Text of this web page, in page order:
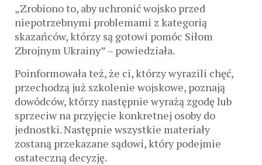
„Zrobiono to, aby uchronić wojsko przed
niepotrzebnymi problemami z kategorią
skazańców, którzy są gotowi pomóc Siłom
Zbrojnym Ukrainy” – powiedziała.
Poinformowała też, że ci, którzy wyrazili chęć,
przechodzą już szkolenie wojskowe, poznają
dowódców, którzy następnie wyrażą zgodę lub
sprzeciw na przyjęcie konkretnej osoby do
jednostki. Następnie wszystkie materiały
zostaną przekazane sądowi, który podejmie
ostateczną decyzję.